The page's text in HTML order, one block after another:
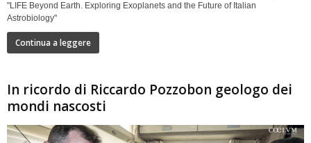
"LIFE Beyond Earth. Exploring Exoplanets and the Future of Italian
Astrobiology"
Continua a leggere
In ricordo di Riccardo Pozzobon geologo dei
mondi nascosti